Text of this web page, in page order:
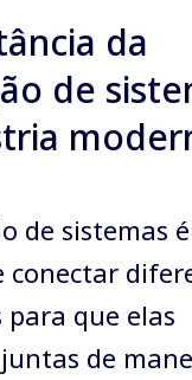
da
de
de sistemas
conectar
que elas
de